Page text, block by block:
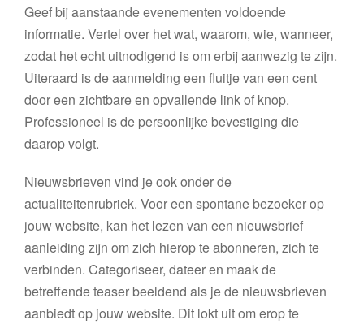
Geef bij aanstaande evenementen voldoende
informatie. Vertel over het wat, waarom, wie, wanneer,
zodat het echt uitnodigend is om erbij aanwezig te zijn.
Uiteraard is de aanmelding een fluitje van een cent
door een zichtbare en opvallende link of knop.
Professioneel is de persoonlijke bevestiging die
daarop volgt.
Nieuwsbrieven vind je ook onder de
actualiteitenrubriek. Voor een spontane bezoeker op
jouw website, kan het lezen van een nieuwsbrief
aanleiding zijn om zich hierop te abonneren, zich te
verbinden. Categoriseer, dateer en maak de
betreffende teaser beeldend als je de nieuwsbrieven
aanbiedt op jouw website. Dit lokt uit om erop te